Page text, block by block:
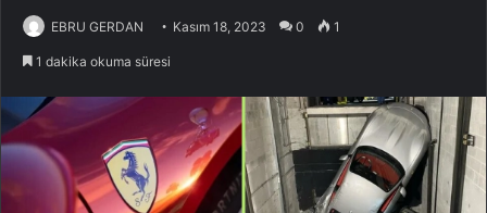
EBRU GERDAN Kasım 18, 2023 0 1
1 dakika okuma süresi